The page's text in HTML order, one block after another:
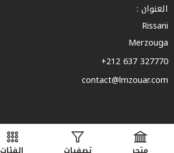
العنوان :
Rissani
Merzouga
327770 637 212+
contact@lmzouar.com